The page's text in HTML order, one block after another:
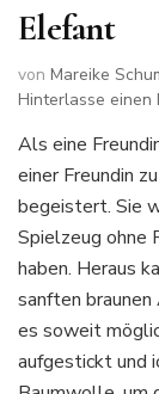
Elefant
von Mareike
Hinterlasse einen
Als eine
einer Freundin
begeistert. Sie
Spielzeug ohne
haben. Heraus
sanften
es soweit
aufgestickt und